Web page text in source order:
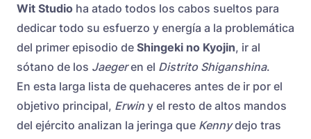
Wit Studio ha atado todos los cabos sueltos para
dedicar todo su esfuerzo y energía a la problemática
del primer episodio de Shingeki no Kyojin, ir al
sótano de los Jaegeren el Distrito Shiganshina.
En esta larga lista de quehaceres antes de ir por el
objetivo principal, Erwin y el resto de altos mandos
del ejército analizan la jeringa que Kennydejo tras